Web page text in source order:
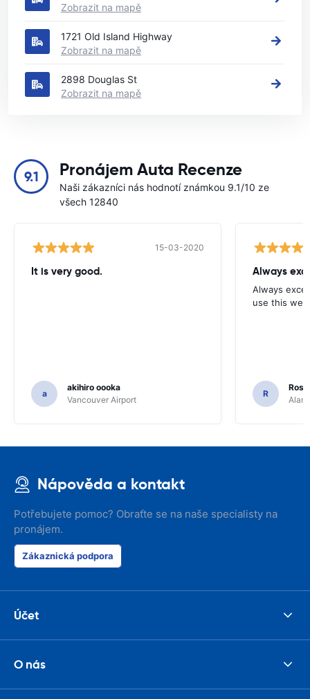
Zobrazit na mapě
1721 Old Island Highway
Zobrazit na mapě
2898 Douglas St
Zobrazit na mapě
9.1 Pronájem Auta Recenze
Naši zákazníci nás hodnotí známkou 9.1/10 ze
všech 12840
15-03-2020
It is very good.
a
akihiro oooka
Vancouver Airport
Always
Always
use this
R
Nápověda a kontakt
Potřebujete pomoc? Obraťte se na naše specialisty na
pronájem.
Zákaznická podpora
Účet
O nás